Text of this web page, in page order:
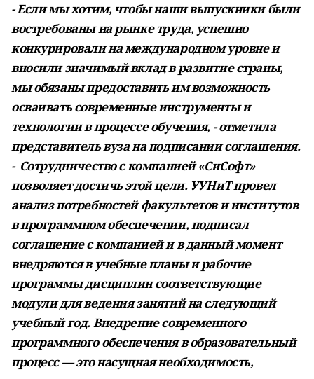
- Если мы хотим, чтобы наши выпускники были
востребованы на рынке труда, успешно
конкурировали на международном уровне и
вносили значимый вклад в развитие страны,
мы обязаны предоставить им возможность
осваивать современные инструменты и
технологии в процессе обучения, - отметила
представитель вуза на подписании соглашения.
- Сотрудничество с компанией «СиСофт»
позволяет достичь этой цели. УУНиТ провел
анализ потребностей факультетов и институтов
в программном обеспечении, подписал
соглашение с компанией и в данный момент
внедряются в учебные планы и рабочие
программы дисциплин соответствующие
модули для ведения занятий на следующий
учебный год. Внедрение современного
программного обеспечения в образовательный
процесс — это насущная необходимость,